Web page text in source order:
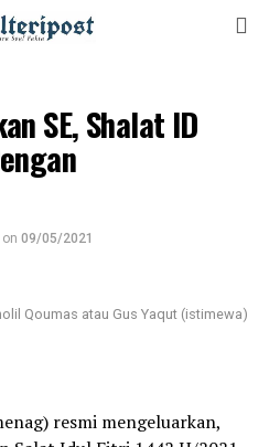
SE, Shalat ID
on 09/05/2021
Qoumas atau Gus Yaqut (istimewa)
resmi mengeluarkan,